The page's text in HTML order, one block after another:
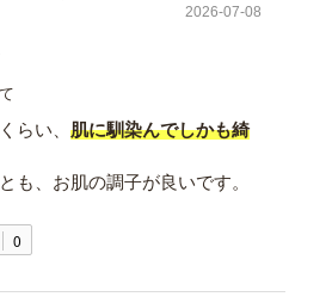
2026-07-08
らい、 肌に馴染んでしかも綺
も、お肌の調子が良いです。
0